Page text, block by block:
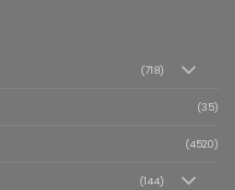
(718)
(35)
(4520)
(144)